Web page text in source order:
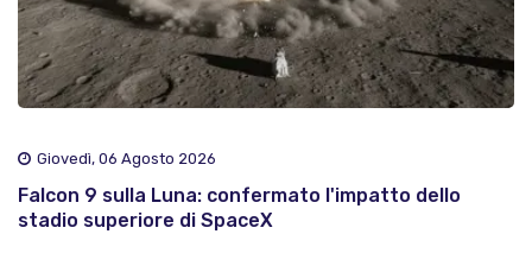
Giovedì, 06 Agosto 2026
Falcon 9 sulla Luna: confermato l'impatto dello
stadio superiore di SpaceX